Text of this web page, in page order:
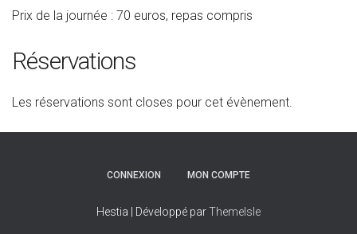
Prix de la journée : 70 euros, repas compris
Réservations
Les réservations sont closes pour cet évènement.
CONNEXION MON COMPTE
Hestia | Développé parThemeIsle